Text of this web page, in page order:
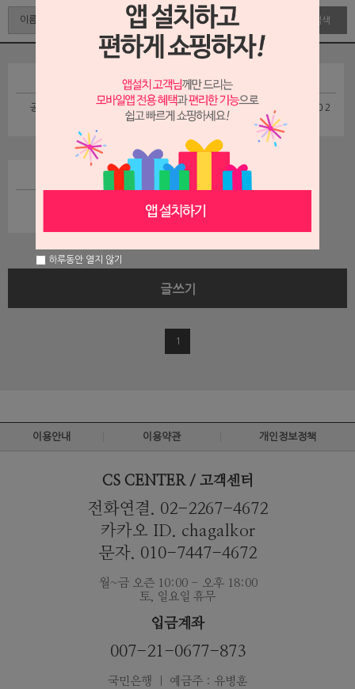
검색
공작 깃털 무늬 원단입니다(1)
플라워 판타지 유화 실크셔츠 n0 2
| 2013-08-23
글쓰기
1
이용안내 이용약관 개인정보정책
CS CENTER / 고객센터
전화연결. 02-2267-4672
카카오 ID. chagalkor
문자. 010-7447-4672
월~금 오즌 10:00 - 오후 18:00
토, 일요일 휴무
입금계좌
007-21-0677-873
국민은행 ｜ 예금주 : 유병훈
하루동안 열지 않기